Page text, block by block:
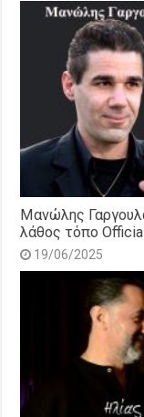
Μανώλης
λάθος τόπο
19/06/2025